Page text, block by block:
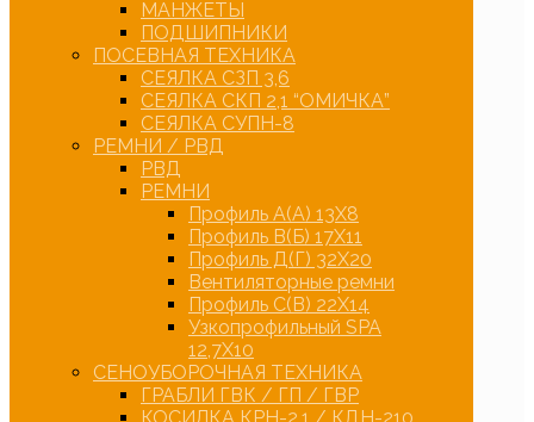
МАНЖЕТЫ
ПОДШИПНИКИ
ПОСЕВНАЯ ТЕХНИКА
СЕЯЛКА СЗП 3,6
СЕЯЛКА СКП 2,1 “ОМИЧКА”
СЕЯЛКА СУПН-8
РЕМНИ / РВД
РВД
РЕМНИ
Профиль А(А) 13Х8
Профиль В(Б) 17Х11
Профиль Д(Г) 32Х20
Вентиляторные ремни
Профиль С(В) 22Х14
Узкопрофильный SPA
12,7Х10
СЕНОУБОРОЧНАЯ ТЕХНИКА
ГРАБЛИ ГВК / ГП / ГВР
КОСИЛКА КРН-2,1 / КДН-210